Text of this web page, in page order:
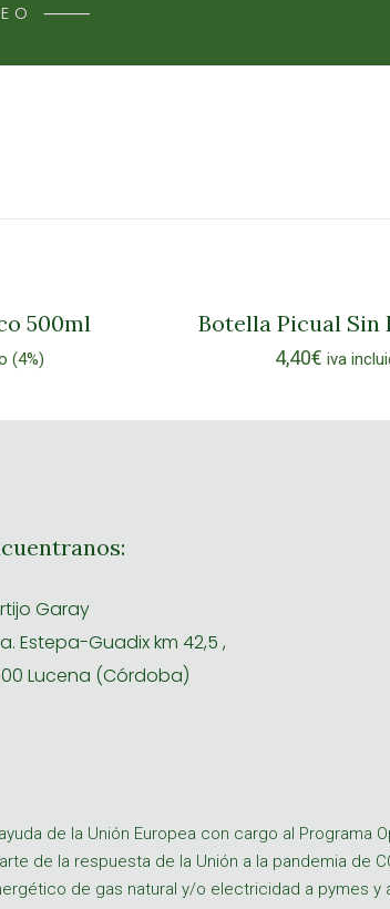
⸻
500ml
(4%)
Botella Picual
4,40€ iva
de la Unión Europea con cargo al Programa
de la respuesta de la Unión a la pandemia de
de gas natural y/o electricidad a pymes y
Garay
Estepa-Guadix km 42,5 ,
Lucena (Córdoba)